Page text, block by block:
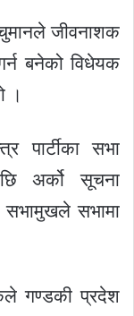
चुमानले जीवनाशक
बनेको विधेयक
।
पार्टीका सभा
अर्को सूचना
सभामा
गण्डकी प्रदेश